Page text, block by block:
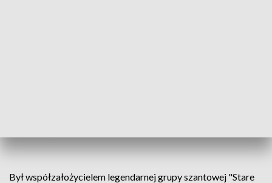
Był współzałożycielem legendarnej grupy szantowej "Stare